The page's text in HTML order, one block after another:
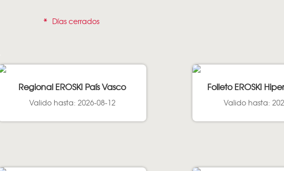
* Días cerrados
Regional EROSKI País Vasco
Valido hasta: 2026-08-12
Folleto EROSKI
Valido hasta: